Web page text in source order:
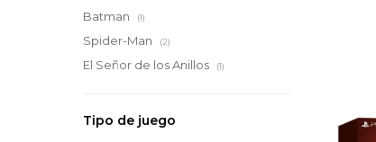
Tipo de juego
Batman (1)
Spider-Man (2)
El Señor de los Anillos (1)